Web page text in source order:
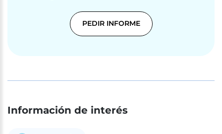
PEDIR INFORME
Información de interés